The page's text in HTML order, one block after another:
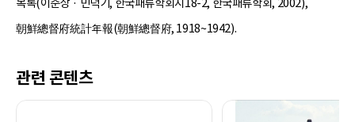
목록(이준상 · 민덕기, 한국패류학회지18-2, 한국패류학회, 2002),
朝鮮總督府統計年報(朝鮮總督府, 1918~1942).
관련 콘텐츠